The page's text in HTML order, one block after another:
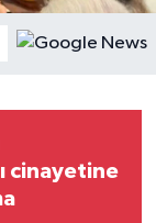
cinayetine